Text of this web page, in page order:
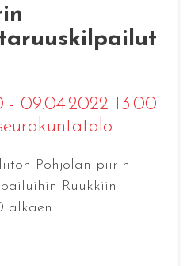
- 09.04.2022 13:00
Pohjolan piirin
Ruukkiin
alkaen.